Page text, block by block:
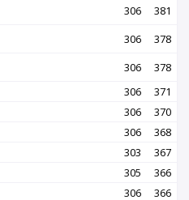
306
381
306
378
306
378
306
371
306
370
306
368
303
367
305
366
306 366